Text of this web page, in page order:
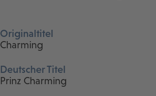
Originaltitel
Charming
Deutscher Titel
Prinz Charming